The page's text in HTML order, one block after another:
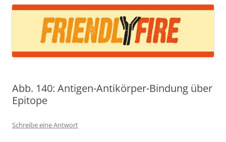
Abb. 140: Antigen-Antikörper-Bindung über
Epitope
Schreibe eine Antwort